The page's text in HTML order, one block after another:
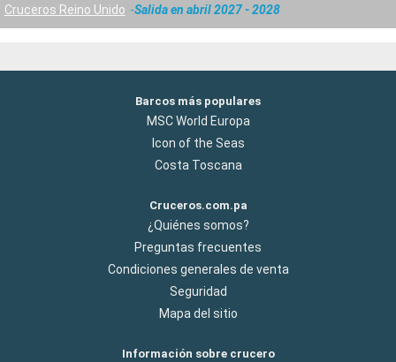
Cruceros Reino Unido
Salida en abril 2027 - 2028
Barcos más populares
MSC World Europa
Icon of the Seas
Costa Toscana
Cruceros.com.pa
¿Quiénes somos?
Preguntas frecuentes
Condiciones generales de venta
Seguridad
Mapa del sitio
Información sobre crucero